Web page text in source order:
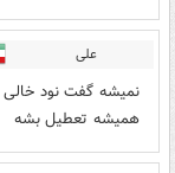
علی
نمیشه گفت نود خالی
همیشه تعطیل بشه